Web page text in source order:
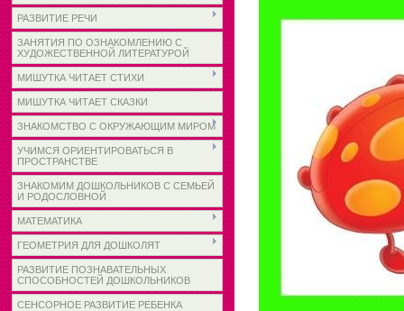
РАЗВИТИЕ РЕЧИ
ЗАНЯТИЯ ПО ОЗНАКОМЛЕНИЮ С
ХУДОЖЕСТВЕННОЙ ЛИТЕРАТУРОЙ
МИШУТКА ЧИТАЕТ СТИХИ
МИШУТКА ЧИТАЕТ СКАЗКИ
ЗНАКОМСТВО С ОКРУЖАЮЩИМ МИРОМ
УЧИМСЯ ОРИЕНТИРОВАТЬСЯ В
ПРОСТРАНСТВЕ
ЗНАКОМИМ ДОШКОЛЬНИКОВ С СЕМЬЕЙ
И РОДОСЛОВНОЙ
МАТЕМАТИКА
ГЕОМЕТРИЯ ДЛЯ ДОШКОЛЯТ
РАЗВИТИЕ ПОЗНАВАТЕЛЬНЫХ
СПОСОБНОСТЕЙ ДОШКОЛЬНИКОВ
СЕНСОРНОЕ РАЗВИТИЕ РЕБЕНКА